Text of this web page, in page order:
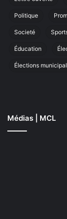
Politique
Societé
Éducation
Élections
Médias | MCL